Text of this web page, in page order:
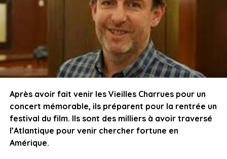
Après avoir fait venir les Vieilles Charrues pour un
concert mémorable, ils préparent pour la rentrée un
festival du film. Ils sont des milliers à avoir traversé
l’Atlantique pour venir chercher fortune en
Amérique.